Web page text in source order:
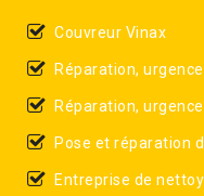
Couvreur Vinax
Réparation,
Réparation,
Pose et réparation
Entreprise de